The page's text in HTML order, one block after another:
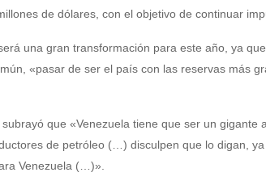
de dólares, con el objetivo de continuar
una gran transformación para este año, ya
«pasar de ser el país con las reservas más
que «Venezuela tiene que ser un gigante
de petróleo (…) disculpen que lo digan,
Venezuela (…)».